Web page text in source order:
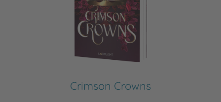
Crimson Crowns